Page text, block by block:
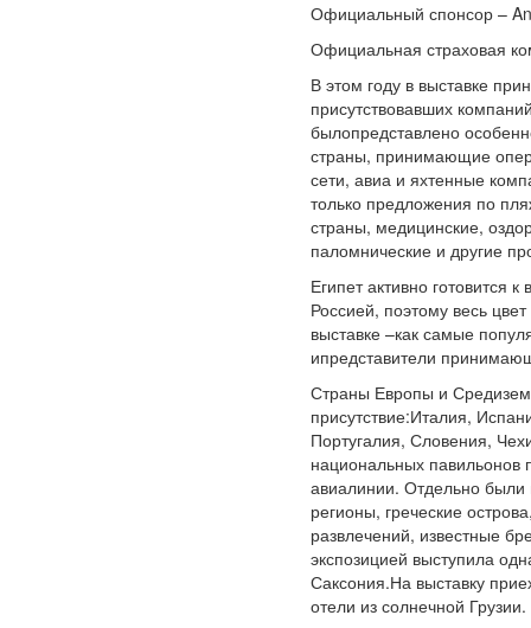
Официальный спонсор –
Официальная страховая
В этом году в выставке
присутствовавших
былопредставлено
страны, принимающие
сети, авиа и яхтенные
только предложения по
страны, медицинские,
паломнические и другие
Египет активно готовится
Россией, поэтому весь цвет
выставке –как самые
ипредставители
Страны Европы и
присутствие:Италия,
Португалия, Словения,
национальных
авиалинии. Отдельно были
регионы, греческие
развлечений, известные
экспозицией выступила
Саксония.На выставку
отели из солнечной Грузии.